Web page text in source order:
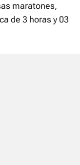
maratones,
de 3 horas y 03